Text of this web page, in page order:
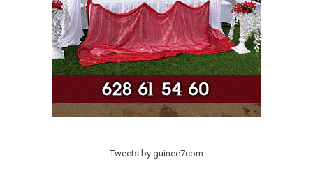
Tweets by guinee7com